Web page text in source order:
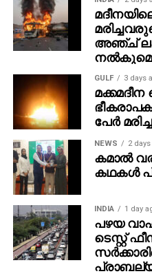
ആയിരക്കണക്കിന്
റിക്രൂട്ടിംഗിനും പരിശീലന
സേവനത്തിനിടെ അവസരം
ബുര്‍ജീലിന്റെ
പദ്ധതികളുടെ എച്ച്ആര്‍
ഏറ്റവും മികച്ച വിദഗ്ദ
തന്നെ തേടിയെത്തുമ്പോൾ
ആരോഗ്യ മേഖലയിലെ
പ്രവര്‍ത്തനത്തിലൂടെ
പുരസ്‌കാരം.
നിരവധി വ്യത്യസ്ത
ചെയ്യാന്‍ ജോലിക്കിടെ
മേഖലയില്‍ അത്
അഞ്ച്
GULF 3 days
പേര്‍
NEWS 2
കമാൽ
കഥകൾ
INDIA 1 day
പഴയ
ടെസ്റ്റ്